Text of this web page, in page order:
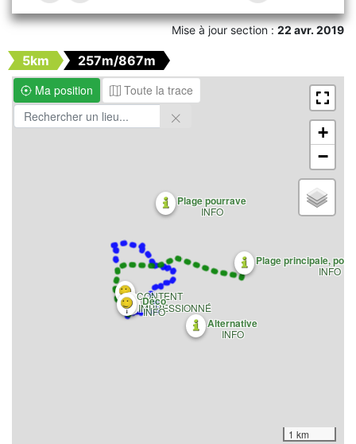
Mise à jour section :22 avr. 2019
5km
257m/867m
Ma position
Toute la trace
CONTENT
IMPRESSIONNÉ
Déco
INFO
Plage principale,
INFO
Plage pourrave
INFO
Alternative
INFO
+
−
1 km